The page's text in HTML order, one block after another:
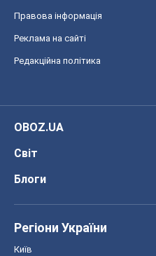
Правова інформація
Реклама на сайті
Редакційна політика
OBOZ.UA
Світ
Блоги
Регіони України
Київ